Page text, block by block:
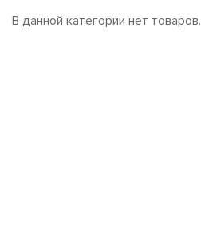
В данной категории нет товаров.